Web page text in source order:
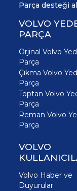
Parça desteği
VOLVO
PARÇA
Orjinal Volvo
Parça
Çıkma Volvo
Parça
Toptan Volvo
Parça
Reman Volvo
Parça
VOLVO
Volvo Haber ve
Duyurular